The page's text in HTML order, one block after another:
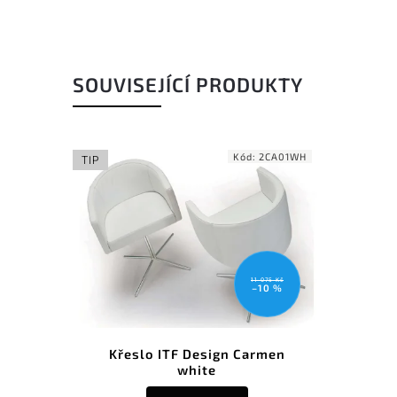
SOUVISEJÍCÍ PRODUKTY
TIP
11 075 Kč
–10 %
Křeslo ITF Design Carmen
white
Kód: 2CA01WH